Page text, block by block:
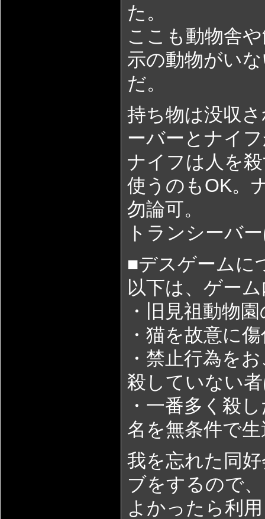
た。
ここも動物舎
示の動物がい
だ。
持ち物は没収
ーバーとナイ
ナイフは人を
使うのもOK。
勿論可。
トランシーバ
■デスゲームに
以下は、ゲー
・旧見祖動物
・猫を故意に
・禁止行為を
殺していない
・一番多く殺
名を無条件で
我を忘れた同
ブをするので、
よかったら利